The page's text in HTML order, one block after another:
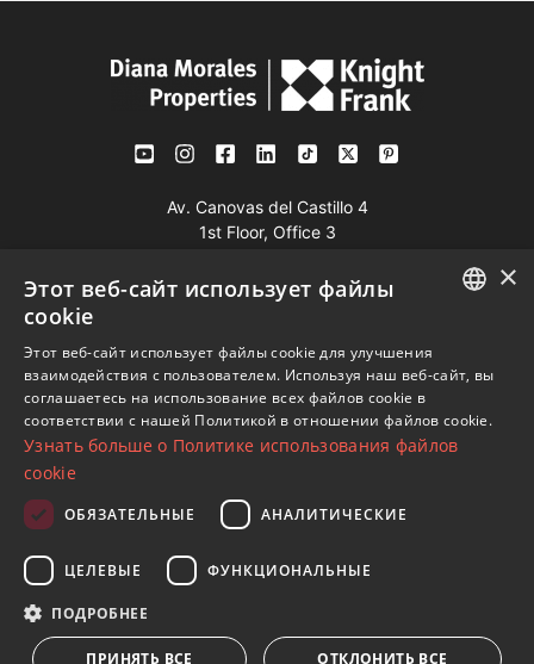
Av. Canovas del Castillo 4
1st Floor, Office 3
Посмотреть на карте
Телефон:+34 952 765 138
Моб:+34 601 636 766
Whatsapp:+34 952 765 138
www.dmproperties.com
© Copyright 1989 - 2026 Diana Morales Properties Knight
Frank ·
Сайт применяет Правила и условия
SPANISH
FRENCH
×
Этот веб-сайт использует файлы
cookie
Этот веб-сайт использует файлы cookie для улучшения
взаимодействия с пользователем. Используя наш веб-сайт, вы
соглашаетесь на использование всех файлов cookie в
соответствии с нашей Политикой в ​​отношении файлов cookie.
Узнать больше о Политике использования файлов
cookie
ОБЯЗАТЕЛЬНЫЕ АНАЛИТИЧЕСКИЕ
ЦЕЛЕВЫЕ ФУНКЦИОНАЛЬНЫЕ
ПОДРОБНЕЕ
ПРИНЯТЬ ВСЕ ОТКЛОНИТЬ ВСЕ